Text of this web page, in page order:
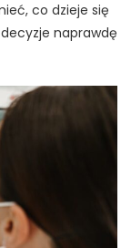
co dzieje się
naprawdę